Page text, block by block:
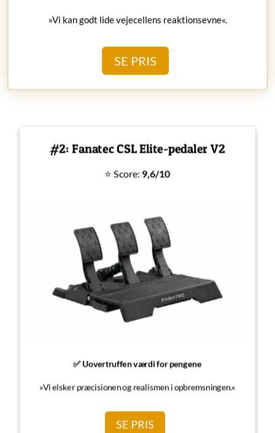
»Vi kan godt lide vejecellens reaktionsevne«.
SE PRIS
#2: Fanatec CSL Elite-pedaler V2
⭐ Score: 9,6/10
✅ Uovertruffen værdi for pengene
»Vi elsker præcisionen og realismen i opbremsningen.«
SE PRIS